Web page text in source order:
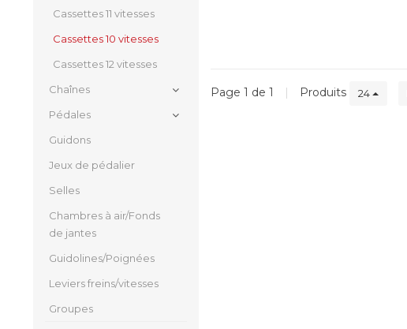
Cassettes 11 vitesses
Cassettes 10 vitesses
Cassettes 12 vitesses
Chaînes
Pédales
Guidons
Jeux de pédalier
Selles
Chambres à air/Fonds
de jantes
Guidolines/Poignées
Leviers freins/vitesses
Groupes
Page 1 de 1 | Produits 24